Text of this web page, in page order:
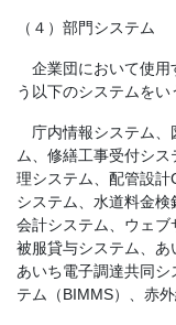
（４）部門システム
企業団において使用
う以下のシステムをい
庁内情報システム、
ム、修繕工事受付シ
理システム、配管設
システム、水道料金
会計システム、ウェブ
被服貸与システム、あ
あいち電子調達共同
テム（BIMMS）、赤